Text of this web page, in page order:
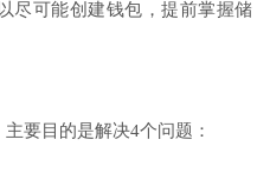
尽可能创建钱包，提前掌握储
要目的是解决4个问题：